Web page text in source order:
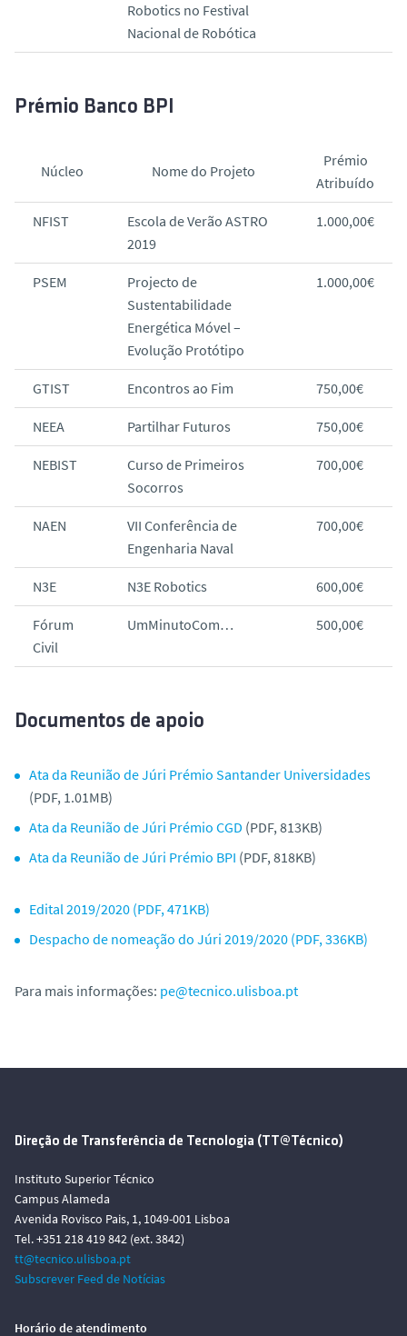
Robotics no Festival
Nacional de Robótica
Prémio Banco BPI
Núcleo Nome do Projeto
Prémio
Atribuído
NFIST
Escola de Verão ASTRO
2019
1.000,00€
PSEM
Projecto de
Sustentabilidade
Energética Móvel –
Evolução Protótipo
1.000,00€
GTIST Encontros ao Fim 750,00€
NEEA Partilhar Futuros 750,00€
NEBIST
Curso de Primeiros
Socorros
700,00€
NAEN
VII Conferência de
Engenharia Naval
700,00€
N3E N3E Robotics 600,00€
Fórum
Civil
UmMinutoCom… 500,00€
Documentos de apoio
Ata da Reunião de Júri Prémio Santander Universidades
(PDF, 1.01MB)
Ata da Reunião de Júri Prémio CGD (PDF, 813KB)
Ata da Reunião de Júri Prémio BPI (PDF, 818KB)
Edital 2019/2020 (PDF, 471KB)
Despacho de nomeação do Júri 2019/2020 (PDF, 336KB)
Para mais informações: pe@tecnico.ulisboa.pt
Direção de Transferência de Tecnologia (TT@Técnico)
Instituto Superior Técnico
Campus Alameda
Avenida Rovisco Pais, 1, 1049-001 Lisboa
Tel. +351 218 419 842 (ext. 3842)
tt@tecnico.ulisboa.pt
Subscrever Feed de Notícias
Horário de atendimento